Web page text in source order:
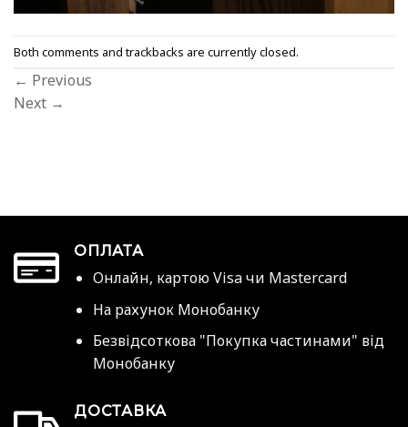
Both comments and trackbacks are currently closed.
← Previous
Next →
ОПЛАТА
Онлайн, картою Visa чи Mastercard
На рахунок Монобанку
Безвідсоткова "Покупка частинами" від
Монобанку
ДОСТАВКА